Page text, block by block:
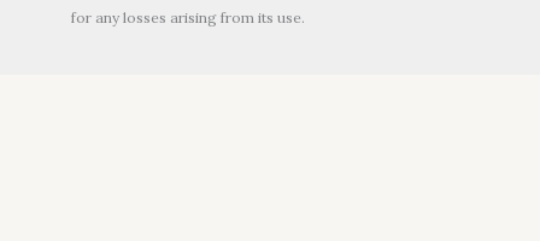
for any losses arising from its use.